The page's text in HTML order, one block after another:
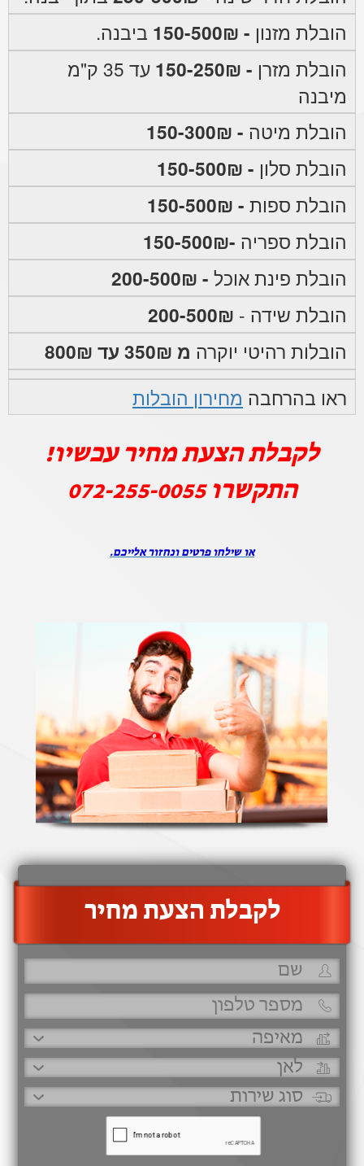
הובלת מזנון - 150-500₪
ביבנה.
הובלת מזרן - 150-250₪
עד 35 ק"מ
מיבנה
הובלת מיטה - 150-300₪
הובלת סלון - 150-500₪
הובלת ספות - 150-500₪
הובלת ספריה -150-500₪
הובלת פינת אוכל - 200-500₪
הובלת שידה - 200-500₪
הובלות רהיטי יוקרה מ 350₪ עד 800₪
ראו בהרחבה מחירון הובלות
לקבלת הצעת מחיר עכשיו!
התקשרו072-255-0055
או שילחו פרטים ונחזור אלייכם.
‫לקבלת הצעת מחיר